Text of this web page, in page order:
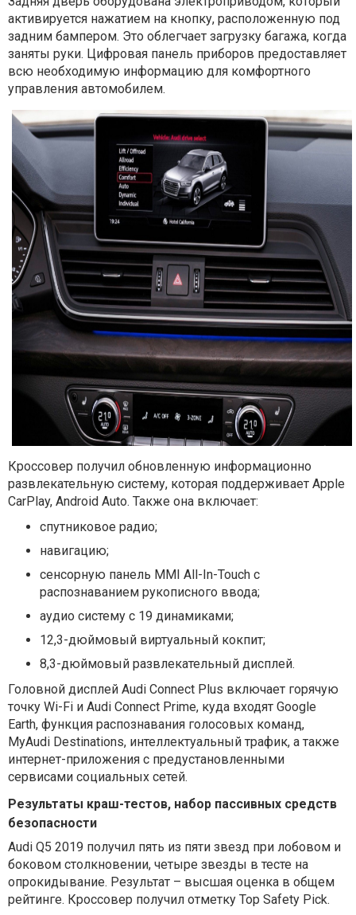
активируется нажатием на кнопку, расположенную под
задним бампером. Это облегчает загрузку багажа, когда
заняты руки. Цифровая панель приборов предоставляет
всю необходимую информацию для комфортного
управления автомобилем.
Кроссовер получил обновленную информационно
развлекательную систему, которая поддерживает Apple
CarPlay, Android Auto. Также она включает:
спутниковое радио;
навигацию;
сенсорную панель MMI All-In-Touch с
распознаванием рукописного ввода;
аудио систему с 19 динамиками;
12,3-дюймовый виртуальный кокпит;
8,3-дюймовый развлекательный дисплей.
Головной дисплей Audi Connect Plus включает горячую
точку Wi-Fi и Audi Connect Prime, куда входят Google
Earth, функция распознавания голосовых команд,
MyAudi Destinations, интеллектуальный трафик, а также
интернет-приложения с предустановленными
сервисами социальных сетей.
Результаты краш-тестов, набор пассивных средств
безопасности
Audi Q5 2019 получил пять из пяти звезд при лобовом и
боковом столкновении, четыре звезды в тесте на
опрокидывание. Результат – высшая оценка в общем
рейтинге. Кроссовер получил отметку Top Safety Pick.